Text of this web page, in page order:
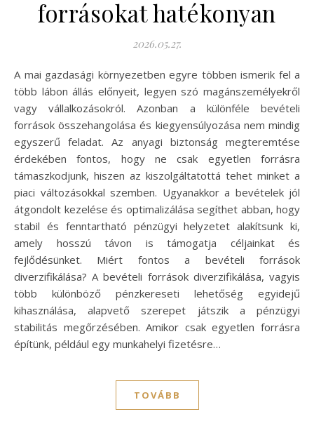
forrásokat hatékonyan
2026.05.27.
A mai gazdasági környezetben egyre többen ismerik fel a
több lábon állás előnyeit, legyen szó magánszemélyekről
vagy vállalkozásokról. Azonban a különféle bevételi
források összehangolása és kiegyensúlyozása nem mindig
egyszerű feladat. Az anyagi biztonság megteremtése
érdekében fontos, hogy ne csak egyetlen forrásra
támaszkodjunk, hiszen az kiszolgáltatottá tehet minket a
piaci változásokkal szemben. Ugyanakkor a bevételek jól
átgondolt kezelése és optimalizálása segíthet abban, hogy
stabil és fenntartható pénzügyi helyzetet alakítsunk ki,
amely hosszú távon is támogatja céljainkat és
fejlődésünket. Miért fontos a bevételi források
diverzifikálása? A bevételi források diverzifikálása, vagyis
több különböző pénzkereseti lehetőség egyidejű
kihasználása, alapvető szerepet játszik a pénzügyi
stabilitás megőrzésében. Amikor csak egyetlen forrásra
építünk, például egy munkahelyi fizetésre…
TOVÁBB